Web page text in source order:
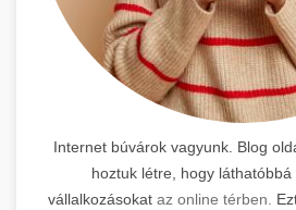
Internet búvárok vagyunk. Blog
hoztuk létre, hogy
vállalkozásokat az online térben.